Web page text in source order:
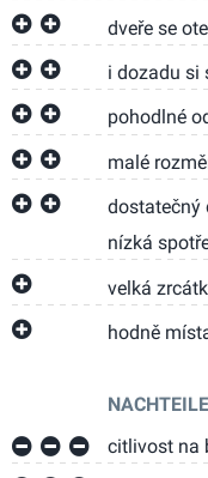
dveře se
i dozadu si
pohodlné
malé
dostatečný
nízká
velká
hodně
citlivost na